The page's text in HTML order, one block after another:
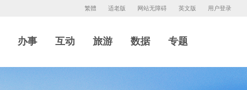
用户登录
英文版
网站无障碍
适老版
繁體
办事 互动 旅游 数据 专题